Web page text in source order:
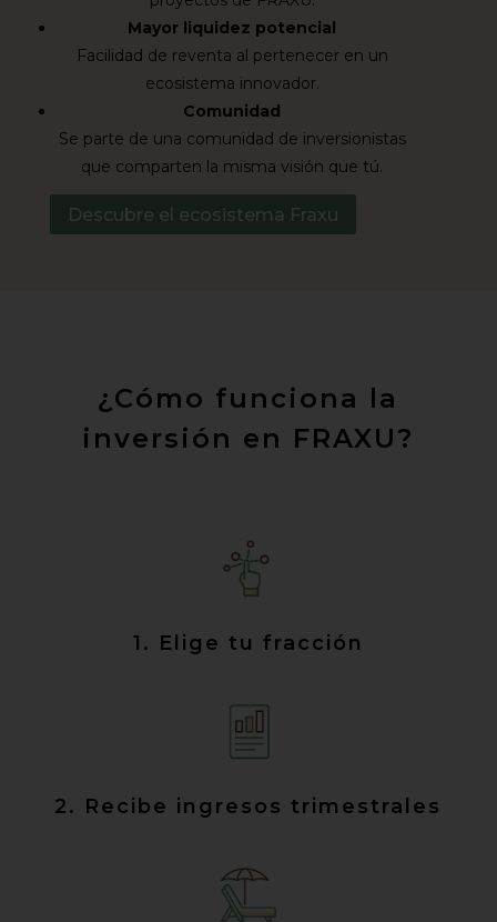
Mayor liquidez potencial
Facilidad de reventa al pertenecer en un
ecosistema innovador.
Comunidad
Se parte de una comunidad de inversionistas
que comparten la misma visión que tú.
Descubre el ecosistema Fraxu
¿Cómo funciona la
inversión en FRAXU?
1. Elige tu fracción
2. Recibe ingresos trimestrales